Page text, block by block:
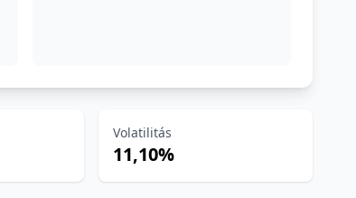
Volatilitás
11,10%